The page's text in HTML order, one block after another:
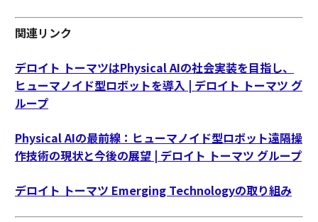
関連リンク
デロイト トーマツはPhysical AIの社会実装を目指し、
ヒューマノイド型ロボットを導入 | デロイト トーマツ グ
ループ
Physical AIの最前線：ヒューマノイド型ロボット遠隔操
作技術の現状と今後の展望 | デロイト トーマツ グループ
デロイト トーマツ Emerging Technologyの取り組み